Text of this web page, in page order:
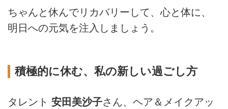
ちゃんと休んでリカバリーして、心と体に、
明日への元気を注入しましょう。
積極的に休む、私の新しい過ごし方
タレント 安田美沙子さん、ヘア＆メイクアッ